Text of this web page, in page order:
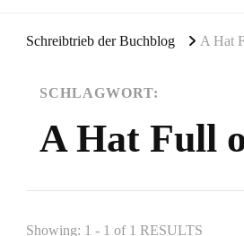
Schreibtrieb der Buchblog A Hat
SCHLAGWORT:
A Hat Full
Showing: 1 - 1 of 1 RESULTS